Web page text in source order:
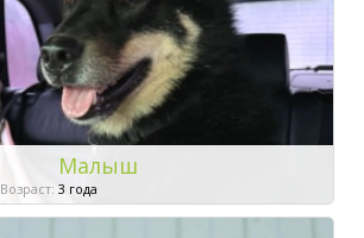
Малыш
Возраст: 3 года